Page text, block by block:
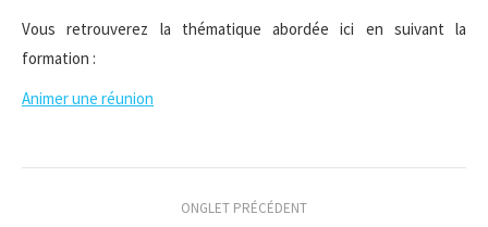
Vous retrouverez la thématique abordée ici en suivant la
formation :
Animer une réunion
ONGLET PRÉCÉDENT